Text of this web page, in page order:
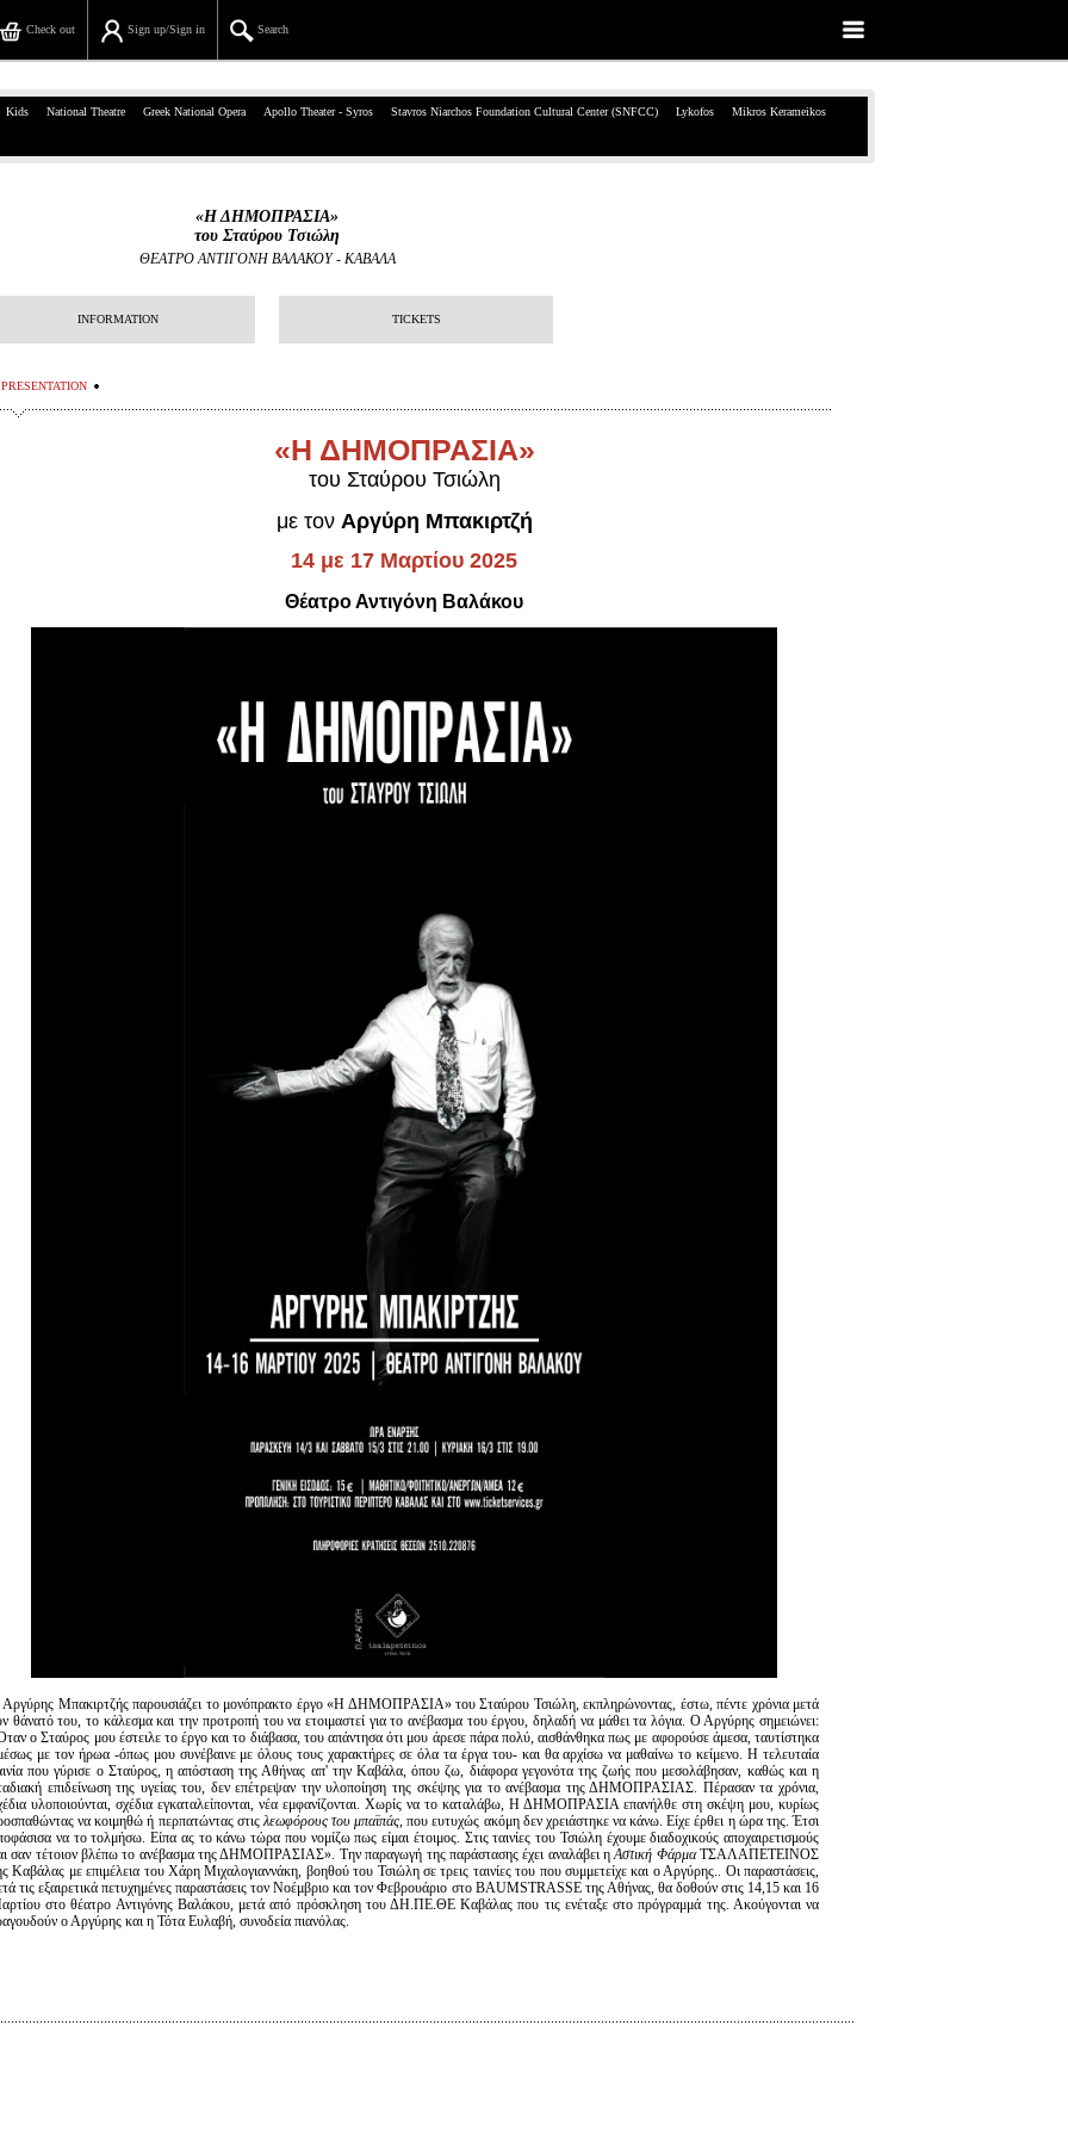
Search
Sign up/Sign in
Check out
39, Panepistimiou Str, Athens
Sign up/Sign in
Check out
Kids National Theatre Greek National Opera Apollo Theater - Syros Stavros Niarchos Foundation Cultural Center (SNFCC) Lykofos Mikros Kerameikos
«Η ΔΗΜΟΠΡΑΣΙΑ»
του Σταύρου Τσιώλη
ΘΕΑΤΡΟ ΑΝΤΙΓΟΝΗ ΒΑΛΑΚΟΥ - ΚΑΒΑΛΑ
INFORMATION TICKETS
PRESENTATION
«Η ΔΗΜΟΠΡΑΣΙΑ»
του Σταύρου Τσιώλη
με τον Αργύρη Μπακιρτζή
14 με 17 Μαρτίου 2025
Θέατρο Αντιγόνη Βαλάκου
Μπακιρτζής παρουσιάζει το μονόπρακτο έργο «Η ΔΗΜΟΠΡΑΣΙΑ» του Σταύρου Τσιώλη, εκπληρώνοντας, έστω, πέντε χρόνια μετά
θάνατό του, το κάλεσμα και την προτροπή του να ετοιμαστεί για το ανέβασμα του έργου, δηλαδή να μάθει τα λόγια. Ο Αργύρης σημειώνει:
ο Σταύρος μου έστειλε το έργο και το διάβασα, του απάντησα ότι μου άρεσε πάρα πολύ, αισθάνθηκα πως με αφορούσε άμεσα, ταυτίστηκα
με τον ήρωα -όπως μου συνέβαινε με όλους τους χαρακτήρες σε όλα τα έργα του- και θα αρχίσω να μαθαίνω το κείμενο. Η τελευταία
που γύρισε ο Σταύρος, η απόσταση της Αθήνας απ' την Καβάλα, όπου ζω, διάφορα γεγονότα της ζωής που μεσολάβησαν, καθώς και η
επιδείνωση της υγείας του, δεν επέτρεψαν την υλοποίηση της σκέψης για το ανέβασμα της ΔΗΜΟΠΡΑΣΙΑΣ. Πέρασαν τα χρόνια,
υλοποιούνται, σχέδια εγκαταλείπονται, νέα εμφανίζονται. Χωρίς να το καταλάβω, Η ΔΗΜΟΠΡΑΣΙΑ επανήλθε στη σκέψη μου, κυρίως
να κοιμηθώ ή περπατώντας στιςλεωφόρους του μπαϊπάς, που ευτυχώς ακόμη δεν χρειάστηκε να κάνω. Είχε έρθει η ώρα της. Έτσι
να το τολμήσω. Eίπα ας το κάνω τώρα που νομίζω πως είμαι έτοιμος. Στις ταινίες του Τσιώλη έχουμε διαδοχικούς αποχαιρετισμούς
σαν τέτοιον βλέπω το ανέβασμα της ΔΗΜΟΠΡΑΣΙΑΣ». Την παραγωγή της παράστασης έχει αναλάβει ηΑστική ΦάρμαΤΣΑΛΑΠΕΤΕΙΝΟΣ
Καβάλας με επιμέλεια του Χάρη Μιχαλογιαννάκη, βοηθού του Τσιώλη σε τρεις ταινίες του που συμμετείχε και ο Αργύρης.. Οι παραστάσεις,
τις εξαιρετικά πετυχημένες παραστάσεις τον Νοέμβριο και τον Φεβρουάριο στο BAUMSTRASSE της Αθήνας, θα δοθούν στις 14,15 και 16
στο θέατρο Αντιγόνης Βαλάκου, μετά από πρόσκληση του ΔΗ.ΠΕ.ΘΕ Καβάλας που τις ενέταξε στο πρόγραμμά της. Ακούγονται να
ο Αργύρης και η Τότα Ευλαβή, συνοδεία πιανόλας.